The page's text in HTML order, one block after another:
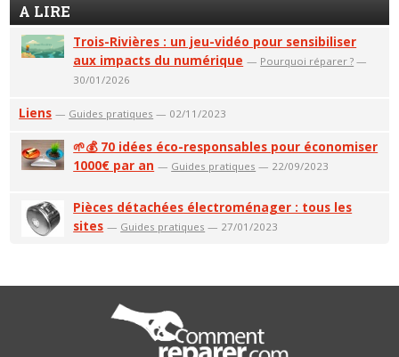
A LIRE
Trois-Rivières : un jeu-vidéo pour sensibiliser
aux impacts du numérique — Pourquoi réparer ? —
30/01/2026
Liens — Guides pratiques — 02/11/2023
🌱💰 70 idées éco-responsables pour économiser
1000€ par an — Guides pratiques — 22/09/2023
Pièces détachées électroménager : tous les
sites — Guides pratiques — 27/01/2023